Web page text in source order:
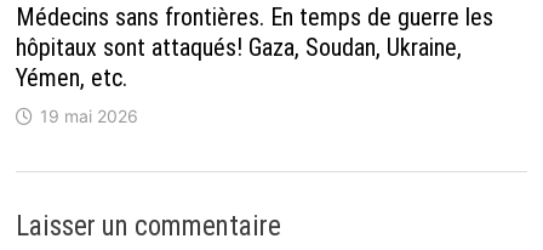
Médecins sans frontières. En temps de guerre les
hôpitaux sont attaqués! Gaza, Soudan, Ukraine,
Yémen, etc.
19 mai 2026
Laisser un commentaire